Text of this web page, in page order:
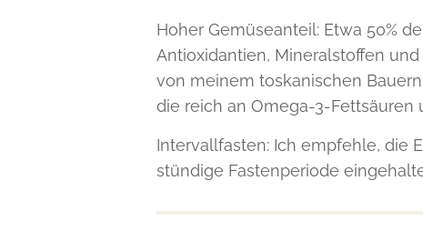
Hoher Gemüseanteil: Etwa 50%
Antioxidantien, Mineralstoffen
von meinem toskanischen
die reich an Omega-3-Fettsäuren
Intervallfasten: Ich empfehle, die
stündige Fastenperiode